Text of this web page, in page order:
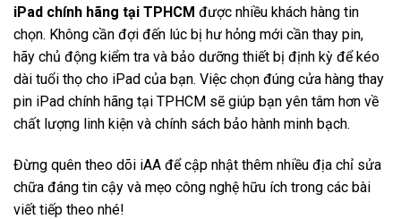
iPad chính hãng tại TPHCM được nhiều khách hàng tin
chọn. Không cần đợi đến lúc bị hư hỏng mới cần thay pin,
hãy chủ động kiểm tra và bảo dưỡng thiết bị định kỳ để kéo
dài tuổi thọ cho iPad của bạn. Việc chọn đúng cửa hàng thay
pin iPad chính hãng tại TPHCM sẽ giúp bạn yên tâm hơn về
chất lượng linh kiện và chính sách bảo hành minh bạch.
Đừng quên theo dõi iAA để cập nhật thêm nhiều địa chỉ sửa
chữa đáng tin cậy và mẹo công nghệ hữu ích trong các bài
viết tiếp theo nhé!